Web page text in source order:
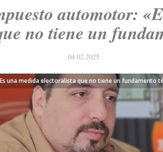
automotor:
no tiene un
04.02.2025
una medida electoralista que no tiene un fundamento